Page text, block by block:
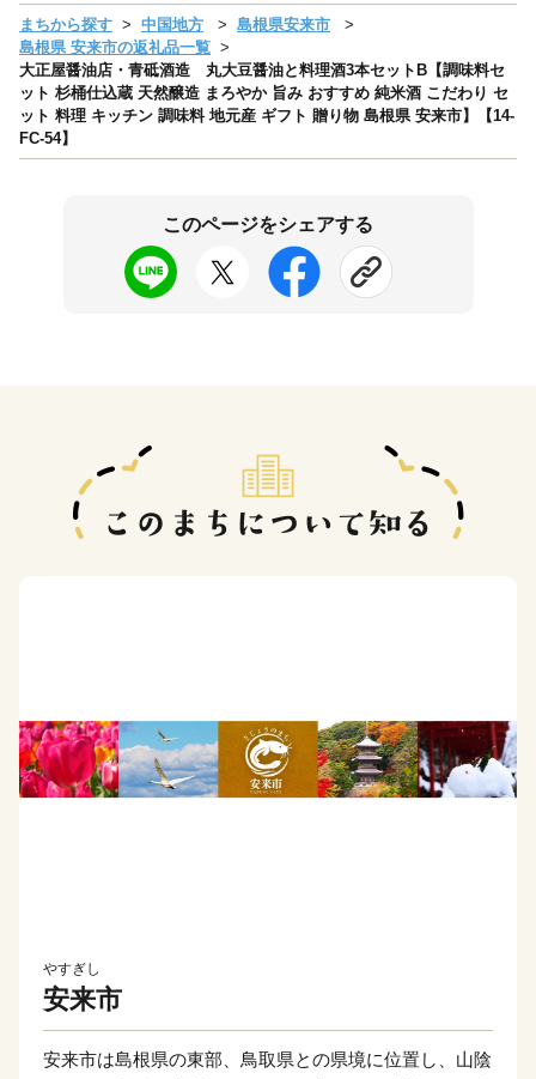
まちから探す 中国地方
島根県安来市
島根県 安来市の返礼品一覧
大正屋醤油店・青砥酒造 丸大豆醤油と料理酒3本セットB【調味料セ
ット 杉桶仕込蔵 天然醸造 まろやか 旨み おすすめ 純米酒 こだわり セ
ット 料理 キッチン 調味料 地元産 ギフト 贈り物 島根県 安来市】【14-
FC-54】
このページをシェアする
やすぎし
安来市
安来市は島根県の東部、鳥取県との県境に位置し、山陰